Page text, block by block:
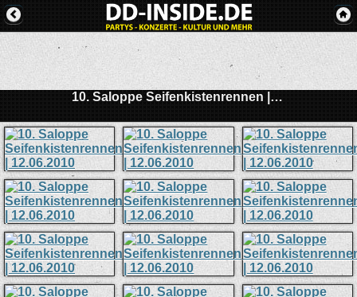
10. Saloppe Seifenkistenrennen | 12.06.2010